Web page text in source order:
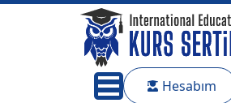
Hesabım